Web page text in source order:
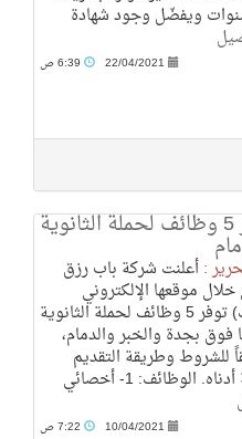
4 سنوات ويفضّل وجود شهادة
22/04/2021
شركة باب رزق جميل توفر 5 وظائف لحملة الثانوية
:أعلنت شركة باب رزق
موقعها الإلكتروني
(التوظيف) توفر 5 وظائف لحملة الثانوية
فوق بجدة والخبر والدمام،
للشروط وطريقة التقديم
الموضحة أدناه. الوظائف: 1- أخصائي
10/04/2021